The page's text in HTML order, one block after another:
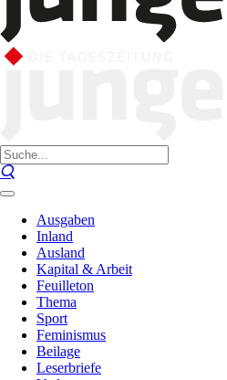
Ausgaben
Inland
Ausland
Kapital & Arbeit
Feuilleton
Thema
Sport
Feminismus
Beilage
Leserbriefe